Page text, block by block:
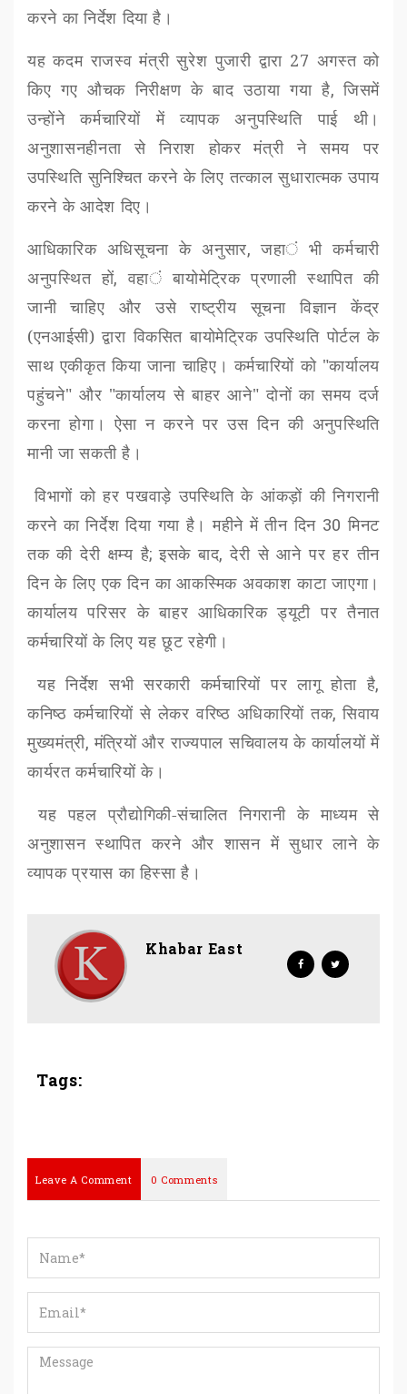
करने का निर्देश दिया है।
यह कदम राजस्व मंत्री सुरेश पुजारी द्वारा 27 अगस्त को
किए गए औचक निरीक्षण के बाद उठाया गया है,जिसमें
उन्होंने कर्मचारियों में व्यापक अनुपस्थिति पाई थी।
अनुशासनहीनता से निराश होकर मंत्री ने समय पर
उपस्थिति सुनिश्चित करने के लिए तत्काल सुधारात्मक उपाय
करने के आदेश दिए।
आधिकारिक अधिसूचना के अनुसार,जहां भी कर्मचारी
अनुपस्थित हों,वहां बायोमेट्रिक प्रणाली स्थापित की
जानी चाहिए और उसे राष्ट्रीय सूचना विज्ञान केंद्र
(एनआईसी) द्वारा विकसित बायोमेट्रिक उपस्थिति पोर्टल के
साथ एकीकृत किया जाना चाहिए। कर्मचारियों को "कार्यालय
पहुंचने" और "कार्यालय से बाहर आने" दोनों का समय दर्ज
करना होगा। ऐसा न करने पर उस दिन की अनुपस्थिति
मानी जा सकती है।
विभागों को हर पखवाड़े उपस्थिति के आंकड़ों की निगरानी
करने का निर्देश दिया गया है। महीने में तीन दिन 30 मिनट
तक की देरी क्षम्य है;इसके बाद,देरी से आने पर हर तीन
दिन के लिए एक दिन का आकस्मिक अवकाश काटा जाएगा।
कार्यालय परिसर के बाहर आधिकारिक ड्यूटी पर तैनात
कर्मचारियों के लिए यह छूट रहेगी।
यह निर्देश सभी सरकारी कर्मचारियों पर लागू होता है,
कनिष्ठ कर्मचारियों से लेकर वरिष्ठ अधिकारियों तक,सिवाय
मुख्यमंत्री,मंत्रियों और राज्यपाल सचिवालय के कार्यालयों में
कार्यरत कर्मचारियों के।
यह पहल प्रौद्योगिकी-संचालित निगरानी के माध्यम से
अनुशासन स्थापित करने और शासन में सुधार लाने के
व्यापक प्रयास का हिस्सा है।
Khabar East
Tags:
Leave A Comment 0 Comments